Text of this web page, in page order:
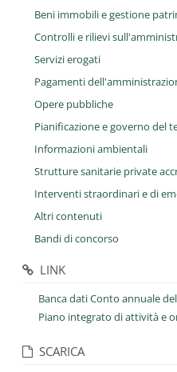
Beni immobili e gestione
Controlli e rilievi
Servizi erogati
Pagamenti
Opere pubbliche
Pianificazione e governo del
Informazioni ambientali
Strutture sanitarie private
Interventi straordinari e di
Altri contenuti
Bandi di concorso
LINK
Banca dati Conto annuale
Piano integrato di attività e
SCARICA